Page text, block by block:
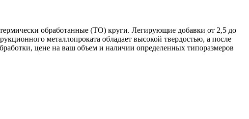
обработанные (ТО) круги. Легирующие добавки от 2,5 до
металлопроката обладает высокой твердостью, а после
цене на ваш объем и наличии определенных типоразмеров